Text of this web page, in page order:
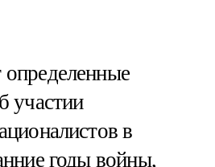
участии
в
годы войны,